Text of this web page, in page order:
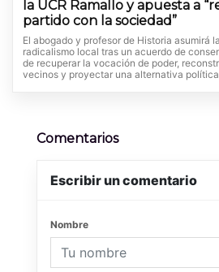
la UCR Ramallo y apuesta a
partido con la sociedad”
El abogado y profesor de Historia asumirá
radicalismo local tras un acuerdo de
de recuperar la vocación de poder,
vecinos y proyectar una alternativa
Comentarios
Escribir un comentario
Nombre